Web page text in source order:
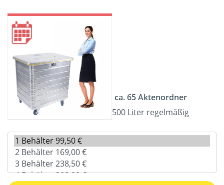
ca. 65 Aktenordner
500 Liter regelmäßig